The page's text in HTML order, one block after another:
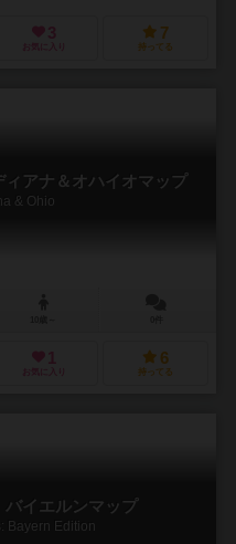
3
お気に入り
7
持ってる
アナ＆オハイオマップ
& Ohio
1
お気に入り
6
持ってる
バイエルンマップ
Bayern Edition